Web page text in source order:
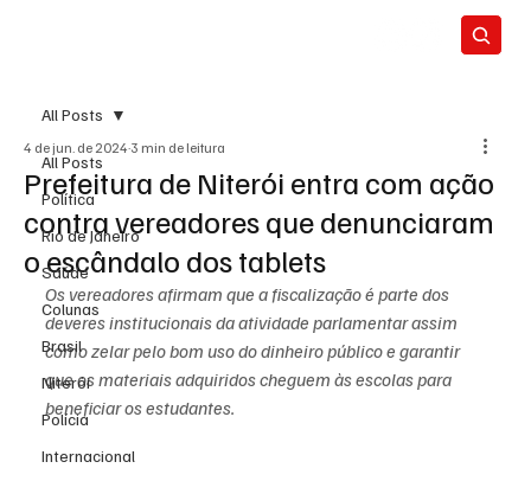
All Posts
Política
Rio de Janeiro
Saúde
Colunas
Brasil
Niterói
Polícia
Internacional
All Posts
Prefeitura de Niterói entra com ação
contra vereadores que denunciaram
o escândalo dos tablets
4 de jun. de 2024 3 min de leitura
Os vereadores afirmam que a fiscalização é parte dos
deveres institucionais da atividade parlamentar assim
como zelar pelo bom uso do dinheiro público e garantir
que os materiais adquiridos cheguem às escolas para
beneficiar os estudantes.